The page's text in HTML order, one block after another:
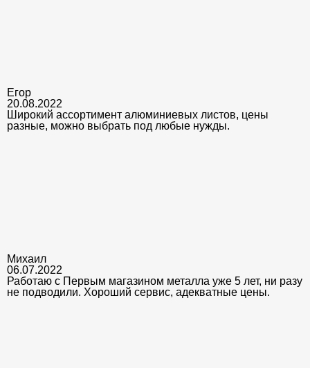
Егор
20.08.2022
Широкий ассортимент алюминиевых листов, цены
разные, можно выбрать под любые нужды.
Михаил
06.07.2022
Работаю с Первым магазином металла уже 5 лет, ни разу
не подводили. Хороший сервис, адекватные цены.